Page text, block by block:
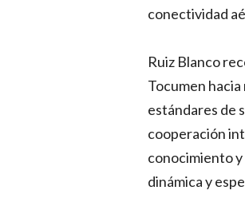
conectividad
Ruiz Blanco
Tocumen
estándares de
cooperación
conocimiento
dinámica y